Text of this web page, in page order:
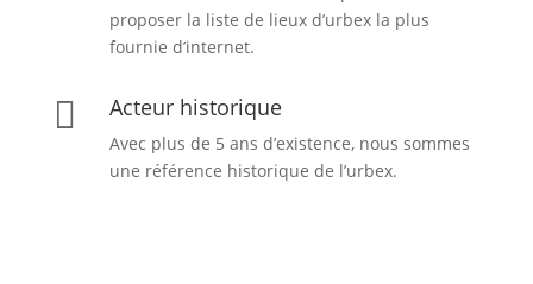
proposer la liste de lieux d’urbexla plus
fournie d’internet.
 Acteur historique
Avec plus de 5 ans d’existence, nous sommes
une référence historique de l’urbex.